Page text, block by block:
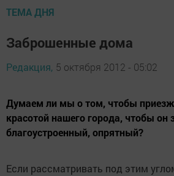
ТЕМА ДНЯ
Заброшенные дома
Редакция, 5 октября 2012 - 05:02
Думаем ли мы о том, чтобы
красотой нашего города, чтобы он
благоустроенный, опрятный?
Если рассматривать под этим